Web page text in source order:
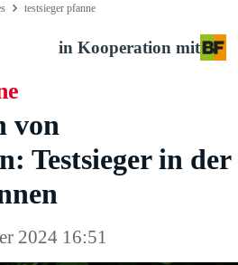
testsieger pfanne
in Kooperation mit
von
Testsieger in der
2024 16:51